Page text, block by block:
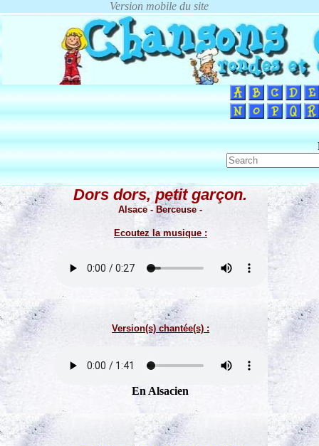
Dors dors, petit garçon.
Alsace - Berceuse -
Ecoutez la musique :
Version(s) chantée(s) :
En Alsacien